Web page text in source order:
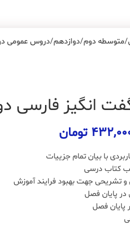
متوسطه دوم دوازدهم دروس عمومی
انگیز فارسی
تومان
با بیان تمام جزییات
کتاب درسی
تشریحی جهت بهبود فرایند آموزش
پایان فصل
پایان فصل